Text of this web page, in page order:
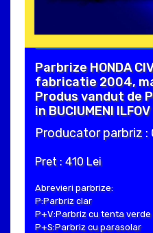
Parbrize HONDA
fabricatie 2004,
Produs vandut de
in BUCIUMENI
Producator parbriz :
Pret : 410 Lei
Abrevieri parbrize:
P:Parbriz clar
P+V:Parbriz cu tenta verde
P+S:Parbriz cu parasolar